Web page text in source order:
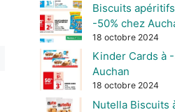
Biscuits apéritifs
-50% chez
18 octobre 2024
Kinder Cards à
Auchan
18 octobre 2024
Nutella Biscuits